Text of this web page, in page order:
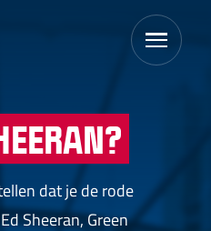
dat je de rode
Sheeran, Green